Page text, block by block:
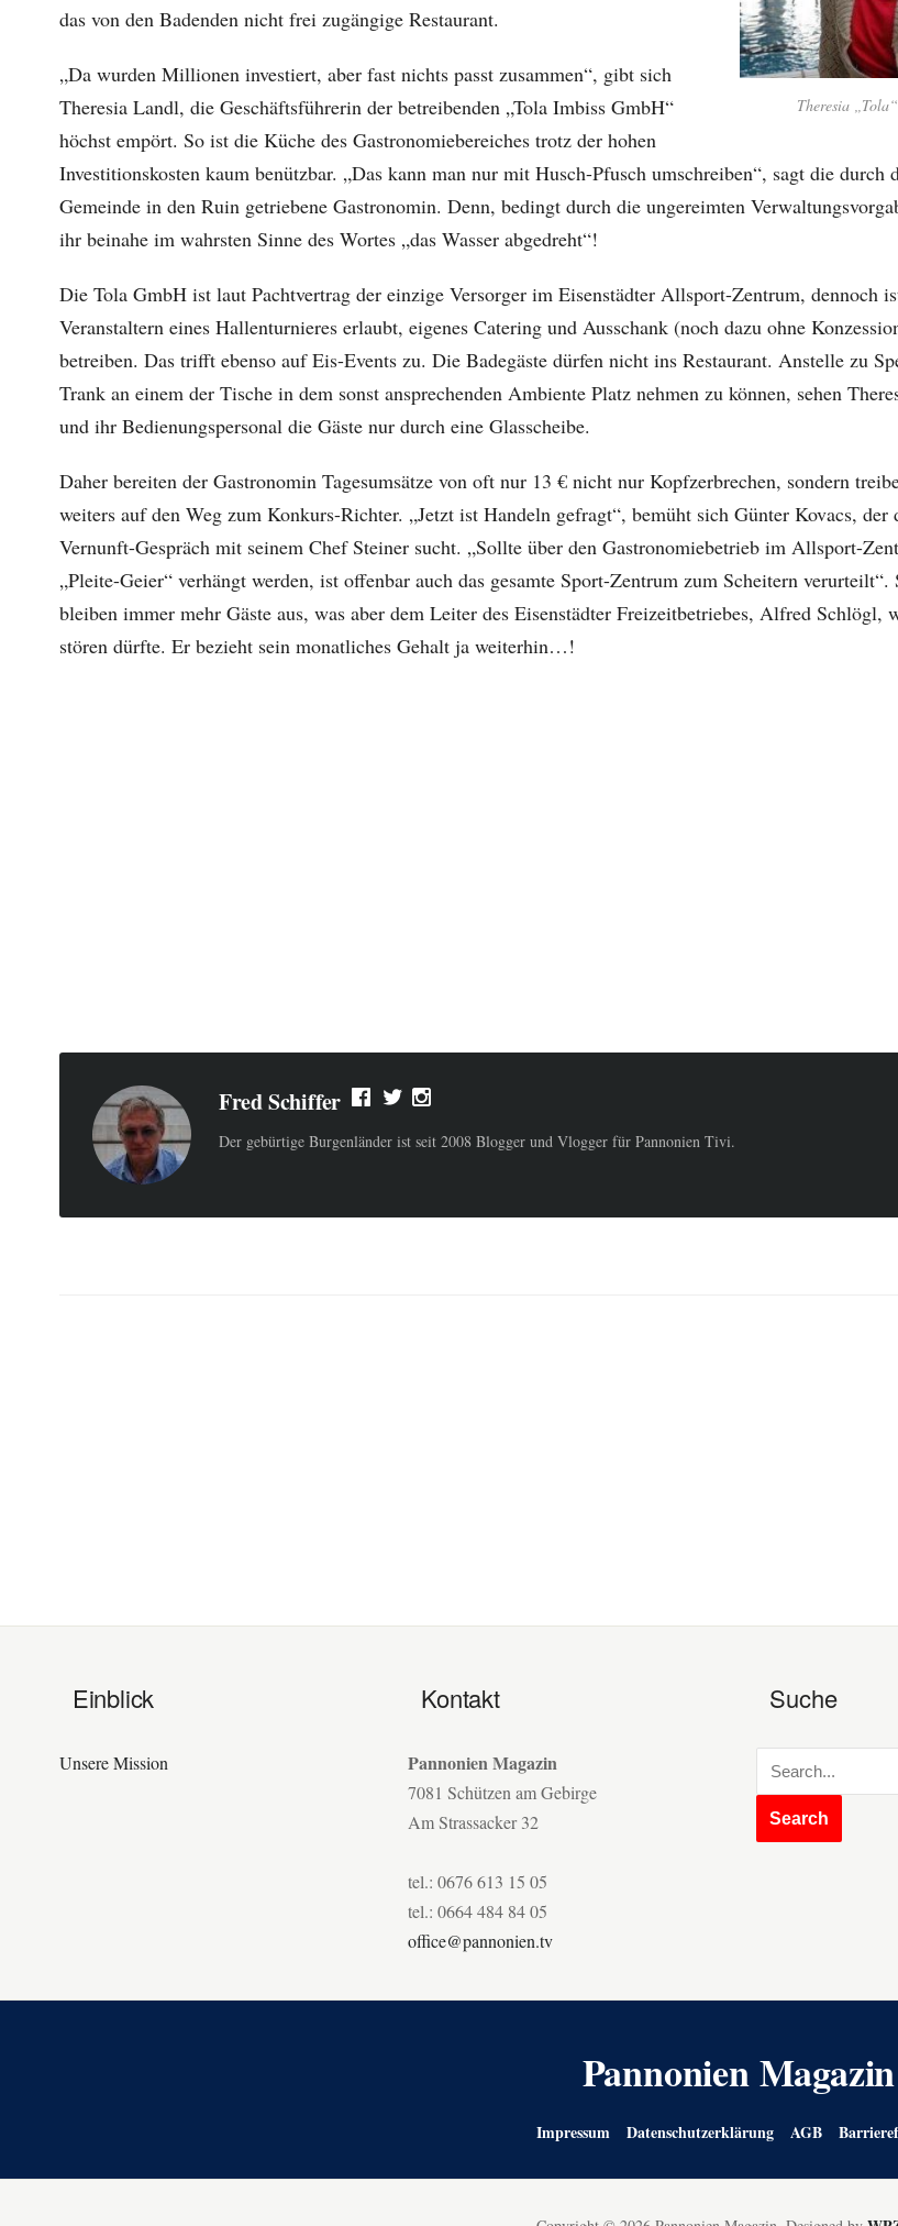
Theresia
das von den Badenden nicht frei zugängige Restaurant.
„Da wurden Millionen investiert, aber fast nichts passt zusammen“, gibt sich
Theresia Landl, die Geschäftsführerin der betreibenden „Tola Imbiss GmbH“
höchst empört. So ist die Küche des Gastronomiebereiches trotz der hohen
Investitionskosten kaum benützbar. „Das kann man nur mit Husch-Pfusch umschreiben“, sagt die durch
Gemeinde in den Ruin getriebene Gastronomin. Denn, bedingt durch die ungereimten
ihr beinahe im wahrsten Sinne des Wortes „das Wasser abgedreht“!
Die Tola GmbH ist laut Pachtvertrag der einzige Versorger im Eisenstädter Allsport-Zentrum, dennoch
Veranstaltern eines Hallenturnieres erlaubt, eigenes Catering und Ausschank (noch dazu ohne
betreiben. Das trifft ebenso auf Eis-Events zu. Die Badegäste dürfen nicht ins Restaurant. Anstelle zu
Trank an einem der Tische in dem sonst ansprechenden Ambiente Platz nehmen zu können, sehen
und ihr Bedienungspersonal die Gäste nur durch eine Glasscheibe.
Daher bereiten der Gastronomin Tagesumsätze von oft nur 13 € nicht nur Kopfzerbrechen, sondern
weiters auf den Weg zum Konkurs-Richter. „Jetzt ist Handeln gefragt“, bemüht sich Günter Kovacs, der
Vernunft-Gespräch mit seinem Chef Steiner sucht. „Sollte über den Gastronomiebetrieb im Allsport-
„Pleite-Geier“ verhängt werden, ist offenbar auch das gesamte Sport-Zentrum zum Scheitern
bleiben immer mehr Gäste aus, was aber dem Leiter des Eisenstädter Freizeitbetriebes, Alfred Schlögl,
stören dürfte. Er bezieht sein monatliches Gehalt ja weiterhin…!
Fred Schiffer
Der gebürtige Burgenländer ist seit 2008 Blogger und Vlogger für Pannonien Tivi.
Einblick
Unsere Mission
Kontakt
Pannonien Magazin
7081 Schützen am Gebirge
Am Strassacker 32
tel.: 0676 613 15 05
tel.: 0664 484 84 05
office@pannonien.tv
Suche
Pannonien Magazin
Impressum Datenschutzerklärung AGB